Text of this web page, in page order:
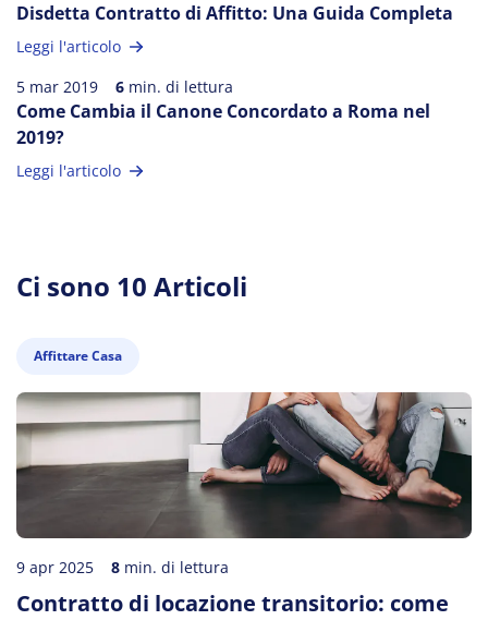
Disdetta Contratto di Affitto: Una Guida Completa
Leggi l'articolo
5 mar 2019
6 min. di lettura
Come Cambia il Canone Concordato a Roma nel
2019?
Leggi l'articolo
Ci sono 10 Articoli
Affittare Casa
9 apr 2025 8 min. di lettura
Contratto di locazione transitorio: come